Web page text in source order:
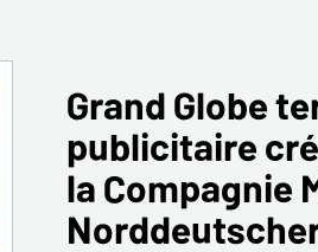
Grand Globe
publicitaire
la Compagnie